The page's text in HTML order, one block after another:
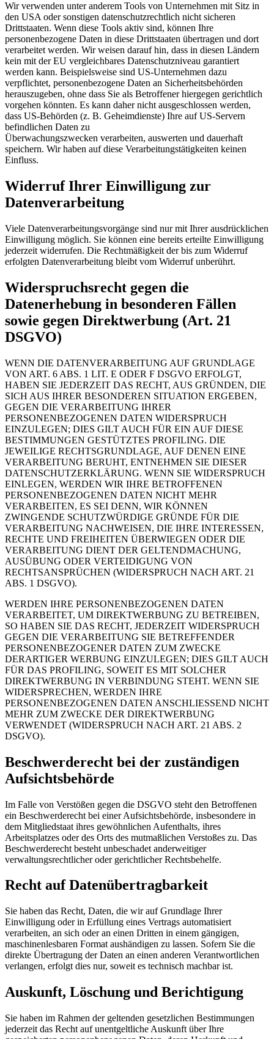
Wir verwenden unter anderem Tools von Unternehmen mit Sitz in
den USA oder sonstigen datenschutzrechtlich nicht sicheren
Drittstaaten. Wenn diese Tools aktiv sind, können Ihre
personenbezogene Daten in diese Drittstaaten übertragen und dort
verarbeitet werden. Wir weisen darauf hin, dass in diesen Ländern
kein mit der EU vergleichbares Datenschutzniveau garantiert
werden kann. Beispielsweise sind US-Unternehmen dazu
verpflichtet, personenbezogene Daten an Sicherheitsbehörden
herauszugeben, ohne dass Sie als Betroffener hiergegen gerichtlich
vorgehen könnten. Es kann daher nicht ausgeschlossen werden,
dass US-Behörden (z. B. Geheimdienste) Ihre auf US-Servern
befindlichen Daten zu
Überwachungszwecken verarbeiten, auswerten und dauerhaft
speichern. Wir haben auf diese Verarbeitungstätigkeiten keinen
Einfluss.
Widerruf Ihrer Einwilligung zur
Datenverarbeitung
Viele Datenverarbeitungsvorgänge sind nur mit Ihrer ausdrücklichen
Einwilligung möglich. Sie können eine bereits erteilte Einwilligung
jederzeit widerrufen. Die Rechtmäßigkeit der bis zum Widerruf
erfolgten Datenverarbeitung bleibt vom Widerruf unberührt.
Widerspruchsrecht gegen die
Datenerhebung in besonderen Fällen
sowie gegen Direktwerbung (Art. 21
DSGVO)
WENN DIE DATENVERARBEITUNG AUF GRUNDLAGE
VON ART. 6 ABS. 1 LIT. E ODER F DSGVO ERFOLGT,
HABEN SIE JEDERZEIT DAS RECHT, AUS GRÜNDEN, DIE
SICH AUS IHRER BESONDEREN SITUATION ERGEBEN,
GEGEN DIE VERARBEITUNG IHRER
PERSONENBEZOGENEN DATEN WIDERSPRUCH
EINZULEGEN; DIES GILT AUCH FÜR EIN AUF DIESE
BESTIMMUNGEN GESTÜTZTES PROFILING. DIE
JEWEILIGE RECHTSGRUNDLAGE, AUF DENEN EINE
VERARBEITUNG BERUHT, ENTNEHMEN SIE DIESER
DATENSCHUTZERKLÄRUNG. WENN SIE WIDERSPRUCH
EINLEGEN, WERDEN WIR IHRE BETROFFENEN
PERSONENBEZOGENEN DATEN NICHT MEHR
VERARBEITEN, ES SEI DENN, WIR KÖNNEN
ZWINGENDE SCHUTZWÜRDIGE GRÜNDE FÜR DIE
VERARBEITUNG NACHWEISEN, DIE IHRE INTERESSEN,
RECHTE UND FREIHEITEN ÜBERWIEGEN ODER DIE
VERARBEITUNG DIENT DER GELTENDMACHUNG,
AUSÜBUNG ODER VERTEIDIGUNG VON
RECHTSANSPRÜCHEN (WIDERSPRUCH NACH ART. 21
ABS. 1 DSGVO).
WERDEN IHRE PERSONENBEZOGENEN DATEN
VERARBEITET, UM DIREKTWERBUNG ZU BETREIBEN,
SO HABEN SIE DAS RECHT, JEDERZEIT WIDERSPRUCH
GEGEN DIE VERARBEITUNG SIE BETREFFENDER
PERSONENBEZOGENER DATEN ZUM ZWECKE
DERARTIGER WERBUNG EINZULEGEN; DIES GILT AUCH
FÜR DAS PROFILING, SOWEIT ES MIT SOLCHER
DIREKTWERBUNG IN VERBINDUNG STEHT. WENN SIE
WIDERSPRECHEN, WERDEN IHRE
PERSONENBEZOGENEN DATEN ANSCHLIESSEND NICHT
MEHR ZUM ZWECKE DER DIREKTWERBUNG
VERWENDET (WIDERSPRUCH NACH ART. 21 ABS. 2
DSGVO).
Beschwerderecht bei der zuständigen
Aufsichtsbehörde
Im Falle von Verstößen gegen die DSGVO steht den Betroffenen
ein Beschwerderecht bei einer Aufsichtsbehörde, insbesondere in
dem Mitgliedstaat ihres gewöhnlichen Aufenthalts, ihres
Arbeitsplatzes oder des Orts des mutmaßlichen Verstoßes zu. Das
Beschwerderecht besteht unbeschadet anderweitiger
verwaltungsrechtlicher oder gerichtlicher Rechtsbehelfe.
Recht auf Datenübertragbarkeit
Sie haben das Recht, Daten, die wir auf Grundlage Ihrer
Einwilligung oder in Erfüllung eines Vertrags automatisiert
verarbeiten, an sich oder an einen Dritten in einem gängigen,
maschinenlesbaren Format aushändigen zu lassen. Sofern Sie die
direkte Übertragung der Daten an einen anderen Verantwortlichen
verlangen, erfolgt dies nur, soweit es technisch machbar ist.
Auskunft, Löschung und Berichtigung
Sie haben im Rahmen der geltenden gesetzlichen Bestimmungen
jederzeit das Recht auf unentgeltliche Auskunft über Ihre